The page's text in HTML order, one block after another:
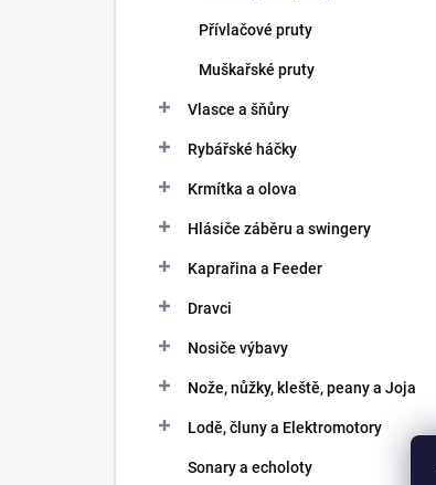
Přívlačové pruty
Muškařské pruty
Vlasce a šňůry
Rybářské háčky
Krmítka a olova
Hlásiče záběru a swingery
Kaprařina a Feeder
Dravci
Nosiče výbavy
Nože, nůžky, kleště, peany a Joja
Lodě, čluny a Elektromotory
Sonary a echoloty